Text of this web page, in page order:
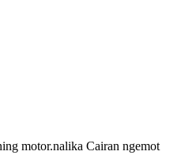
motor.nalika Cairan ngemot